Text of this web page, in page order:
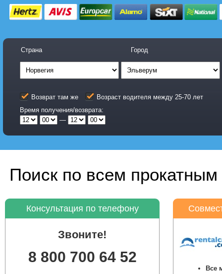
Страна Город
Возврат там же
Возраст водителя между 25-70 лет
Время получения/возврата:
—
Поиск по всем
Консультация по телефону
Звоните!
8 800 700 64 52
Все